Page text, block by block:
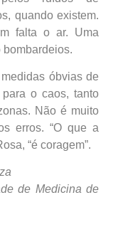
quando existem.
falta o ar. Uma
óbvias de
o caos, tanto
Não é muito
erros. “O que a
“é coragem”.
de Medicina de